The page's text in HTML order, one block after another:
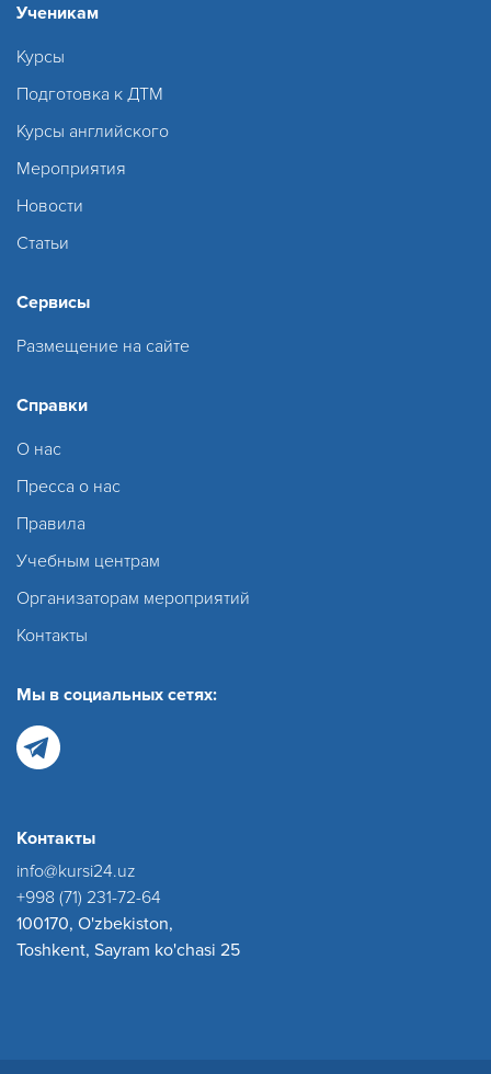
Ученикам
Курсы
Подготовка к ДТМ
Курсы английского
Мероприятия
Новости
Статьи
Сервисы
Размещение на сайте
Справки
О нас
Пресса о нас
Правила
Учебным центрам
Организаторам мероприятий
Контакты
Мы в социальных сетях:
Контакты
info@kursi24.uz
+998 (71) 231-72-64
100170, O'zbekiston,
Toshkent, Sayram ko'chasi 25